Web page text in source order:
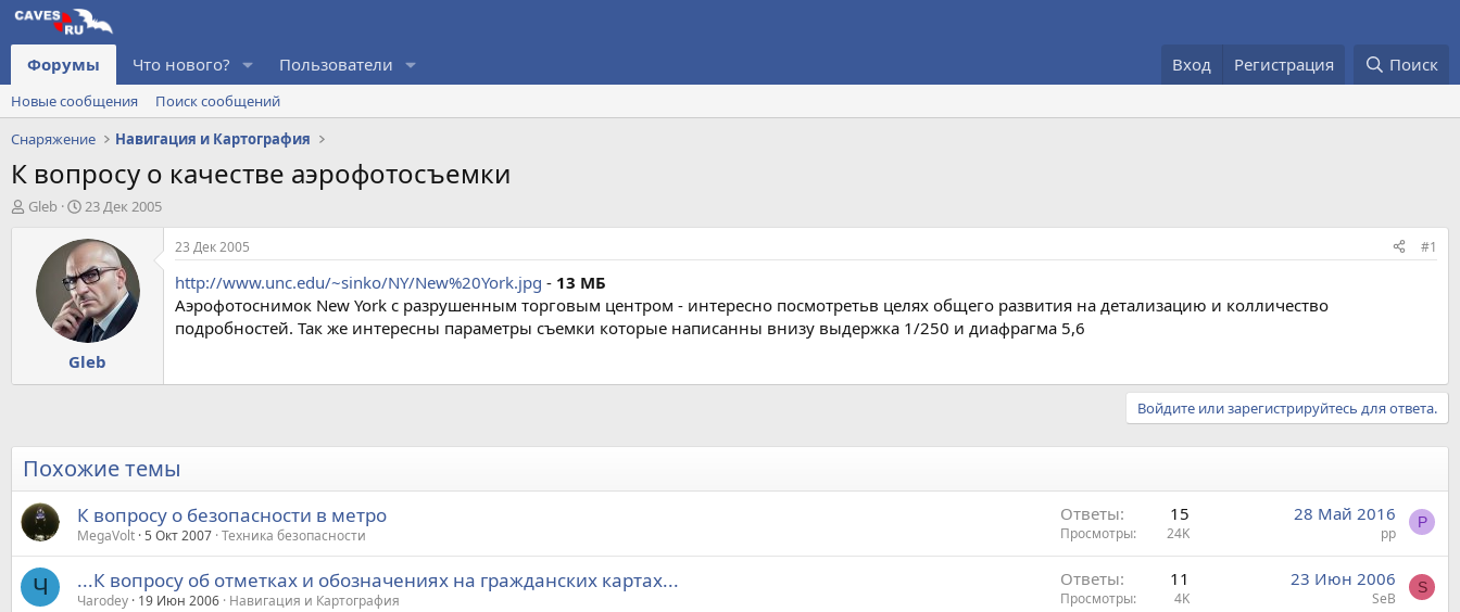
Форумы Что нового? Пользователи Вход Регистрация Поиск
Новые сообщения
Поиск сообщений
Снаряжение
Навигация и Картография
К вопросу о качестве аэрофотосъемки
А
Gleb
Д
т
а
н
а
ч
а
л
а
23 Дек 2005
Gleb
23 Дек 2005 #1
http://www.unc.edu/~sinko/NY/New%20York.jpg - 13 МБ
Аэрофотоснимок New York с разрушенным торговым центром - интересно посмотретьв целях общего развития на детализацию и колличество
подробностей. Так же интересны параметры съемки которые написанны внизу выдержка 1/250 и диафрагма 5,6
Войдите или зарегистрируйтесь для ответа.
Похожие темы
К вопросу о безопасности в метро
MegaVolt 5 Окт 2007 Техника безопасности
Ответы 15
Просмотры 24K
28 Май 2016
pp
P
Ч ...К вопросу об отметках и обозначениях на гражданских картах...
Чarodey 19 Июн 2006 Навигация и Картография
Ответы 11
Просмотры 4K
23 Июн 2006
SeB
S